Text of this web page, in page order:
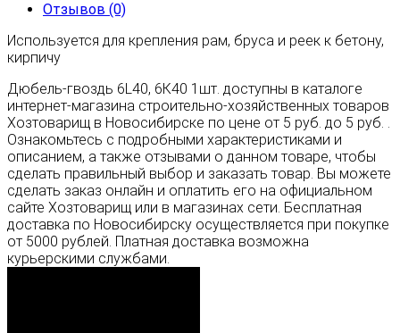
Отзывов (0)
Используется для крепления рам, бруса и реек к бетону,
кирпичу
Дюбель-гвоздь 6L40, 6К40 1шт. доступны в каталоге
интернет-магазина строительно-хозяйственных товаров
Хозтоварищ в Новосибирске по цене от 5 руб. до 5 руб. .
Ознакомьтесь с подробными характеристиками и
описанием, а также отзывами о данном товаре, чтобы
сделать правильный выбор и заказать товар. Вы можете
сделать заказ онлайн и оплатить его на официальном
сайте Хозтоварищ или в магазинах сети. Бесплатная
доставка по Новосибирску осуществляется при покупке
от 5000 рублей. Платная доставка возможна
курьерскими службами.